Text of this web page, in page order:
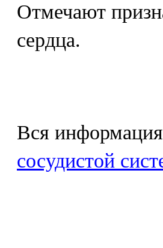
Отмечают
сердца.
Вся информация
сосудистой